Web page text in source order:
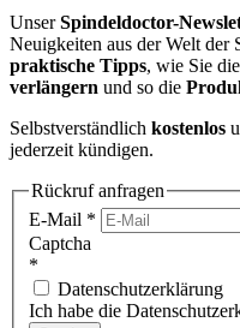
UnserSpindeldoctor-
Neuigkeiten aus der Welt der
praktische Tipps, wie Sie die
verlängern und so die
Selbstverständlich kostenlos
jederzeit kündigen.
Rückruf anfragen
E-Mail *
Captcha
*
Datenschutzerklärung
Ich habe die